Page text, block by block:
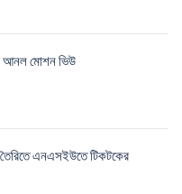
আনল মোশন ভিউ
তৈরিতে এনএসইউতে টিকটকের